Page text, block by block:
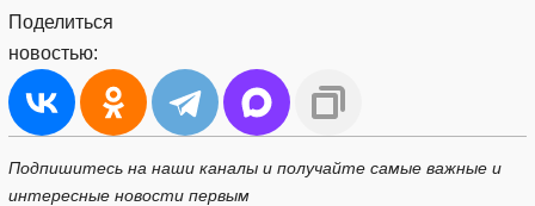
Поделиться
новостью:
Подпишитесь на наши каналы и получайте самые важные и
интересные новости первым